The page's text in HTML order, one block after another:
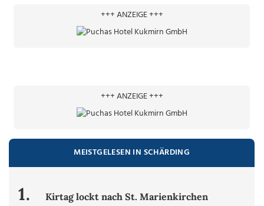
+++ ANZEIGE +++
+++ ANZEIGE +++
MEISTGELESEN IN SCHÄRDING
1. Kirtag lockt nach St. Marienkirchen